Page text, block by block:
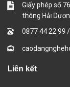
Giấy phép số
thông Hải
0877 44 22 99 /
Liên kết